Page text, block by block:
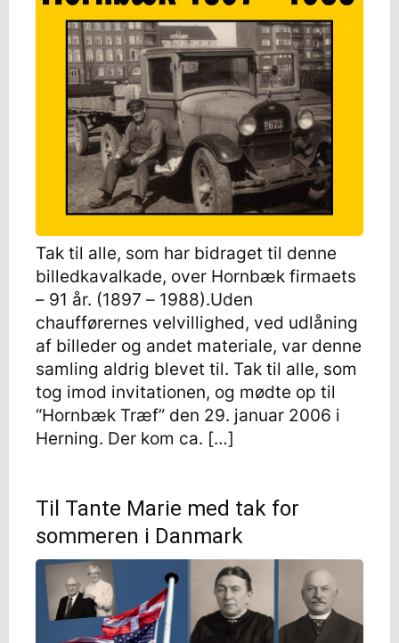
Tak til alle, som har bidraget til denne
billedkavalkade, over Hornbæk firmaets
– 91 år. (1897 – 1988).Uden
chaufførernes velvillighed, ved udlåning
af billeder og andet materiale, var denne
samling aldrig blevet til. Tak til alle, som
tog imod invitationen, og mødte op til
“Hornbæk Træf” den 29. januar 2006 i
Herning. Der kom ca. […]
Til Tante Marie med tak for
sommeren i Danmark